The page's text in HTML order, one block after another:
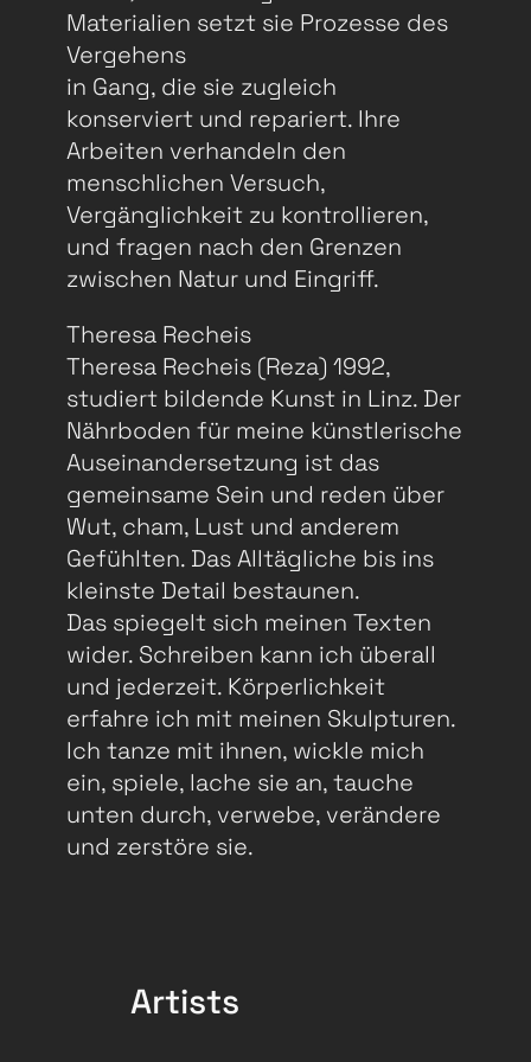
Materialien setzt sie Prozesse des
Vergehens
in Gang, die sie zugleich
konserviert und repariert. Ihre
Arbeiten verhandeln den
menschlichen Versuch,
Vergänglichkeit zu kontrollieren,
und fragen nach den Grenzen
zwischen Natur und Eingriff.
Theresa Recheis
Theresa Recheis (Reza) 1992,
studiert bildende Kunst in Linz. Der
Nährboden für meine künstlerische
Auseinandersetzung ist das
gemeinsame Sein und reden über
Wut, cham, Lust und anderem
Gefühlten. Das Alltägliche bis ins
kleinste Detail bestaunen.
Das spiegelt sich meinen Texten
wider. Schreiben kann ich überall
und jederzeit. Körperlichkeit
erfahre ich mit meinen Skulpturen.
Ich tanze mit ihnen, wickle mich
ein, spiele, lache sie an, tauche
unten durch, verwebe, verändere
und zerstöre sie.
Artists